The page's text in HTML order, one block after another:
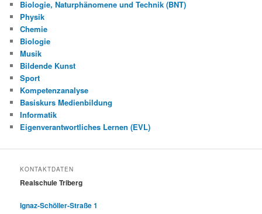
Biologie, Naturphänomene und Technik (BNT)
Physik
Chemie
Biologie
Musik
Bildende Kunst
Sport
Kompetenzanalyse
Basiskurs Medienbildung
Informatik
Eigenverantwortliches Lernen (EVL)
KONTAKTDATEN
Realschule Triberg
Ignaz-Schöller-Straße 1